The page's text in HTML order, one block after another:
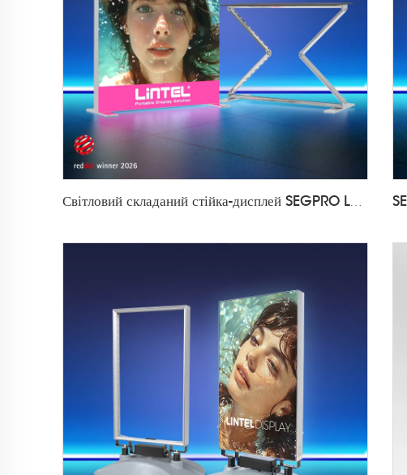
Світловий складаний стійка-дисплей SEGPRO LT-ALF85Z-TA